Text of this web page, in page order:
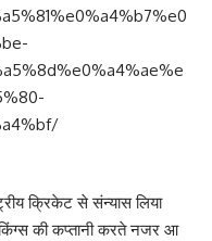
क्रिकेट से संन्यास लिया
की कप्तानी करते नजर आ